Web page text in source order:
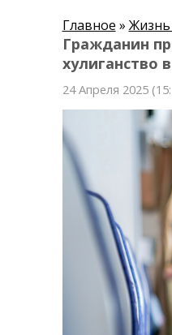
Главное » Жизнь
Гражданин
хулиганство
24 Апреля 2025